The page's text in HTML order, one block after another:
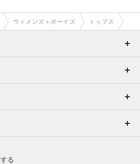
ウィメンズ＋ボーイズ トップス
る